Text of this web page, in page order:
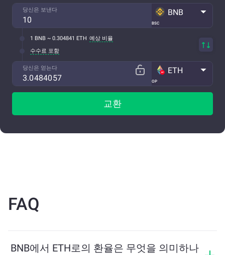
당신은 보낸다
BSC
BNB
1 BNB ~ 0.304841 ETH 예상 비율
수수료 포함
당신은 얻는다
OP
ETH
교환
FAQ
BNB에서 ETH로의 환율은 무엇을 의미하나